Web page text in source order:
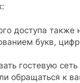
доступа
букв,
гостевую
обращаться к